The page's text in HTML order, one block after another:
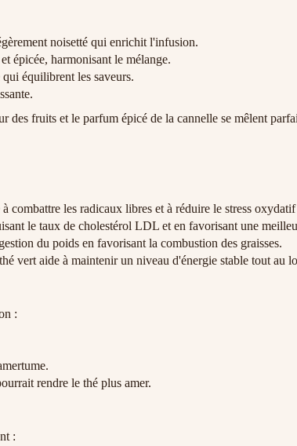
noisetté qui enrichit l'infusion.
épicée, harmonisant le mélange.
équilibrent les saveurs.
des fruits et le parfum épicé de la cannelle se mêlent
combattre les radicaux libres et à réduire le stress
le taux de cholestérol LDL et en favorisant une
du poids en favorisant la combustion des graisses.
vert aide à maintenir un niveau d'énergie stable tout au
:
rendre le thé plus amer.
: